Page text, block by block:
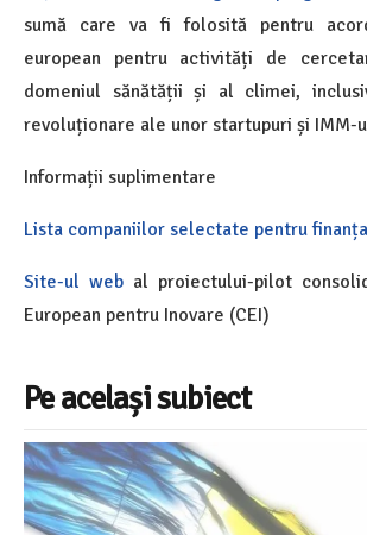
sumă care va fi folosită pentru
european pentru activități de
domeniul sănătății și al climei,
revoluționare ale unor startupuri și IMM-
Informații suplimentare
Lista companiilor selectate pentru
Site-ul web al proiectului-pilot
European pentru Inovare (CEI)
Pe același subiect